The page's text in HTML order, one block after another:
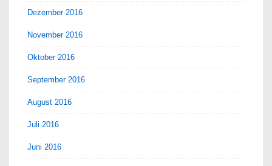
Dezember 2016
November 2016
Oktober 2016
September 2016
August 2016
Juli 2016
Juni 2016